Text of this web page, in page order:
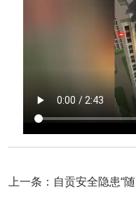
上一条： 自贡安全隐患“随手拍”